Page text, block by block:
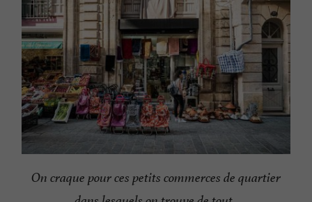
On craque pour ces petits commerces de quartier